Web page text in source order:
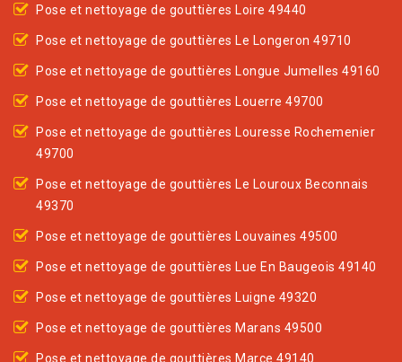
Pose et nettoyage de gouttières Loire 49440
Pose et nettoyage de gouttières Le Longeron 49710
Pose et nettoyage de gouttières Longue Jumelles 49160
Pose et nettoyage de gouttières Louerre 49700
Pose et nettoyage de gouttières Louresse Rochemenier
49700
Pose et nettoyage de gouttières Le Louroux Beconnais
49370
Pose et nettoyage de gouttières Louvaines 49500
Pose et nettoyage de gouttières Lue En Baugeois 49140
Pose et nettoyage de gouttières Luigne 49320
Pose et nettoyage de gouttières Marans 49500
Pose et nettoyage de gouttières Marce 49140